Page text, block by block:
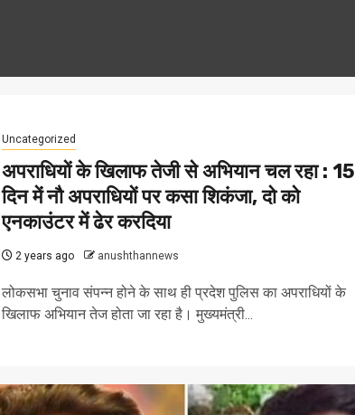
Uncategorized
अपराधियों के खिलाफ तेजी से अभियान चल रहा : 15
दिन में नौ अपराधियों पर कसा शिकंजा, दो को
एनकाउंटर में ढेर करदिया
2 years ago anushthannews
लोकसभा चुनाव संपन्न होने के साथ ही प्रदेश पुलिस का अपराधियों के
खिलाफ अभियान तेज होता जा रहा है। मुख्यमंत्री...